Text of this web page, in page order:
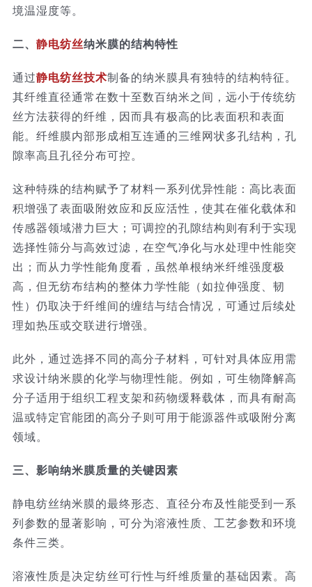
境温湿度等。
二、 静电纺丝纳米膜的结构特性
通过静电纺丝技术制备的纳米膜具有独特的结构特征。
其纤维直径通常在数十至数百纳米之间，远小于传统纺
丝方法获得的纤维，因而具有极高的比表面积和表面
能。纤维膜内部形成相互连通的三维网状多孔结构，孔
隙率高且孔径分布可控。
这种特殊的结构赋予了材料一系列优异性能：高比表面
积增强了表面吸附效应和反应活性，使其在催化载体和
传感器领域潜力巨大；可调控的孔隙结构则有利于实现
选择性筛分与高效过滤，在空气净化与水处理中性能突
出；而从力学性能角度看，虽然单根纳米纤维强度极
高，但无纺布结构的整体力学性能（如拉伸强度、韧
性）仍取决于纤维间的缠结与结合情况，可通过后续处
理如热压或交联进行增强。
此外，通过选择不同的高分子材料，可针对具体应用需
求设计纳米膜的化学与物理性能。例如，可生物降解高
分子适用于组织工程支架和药物缓释载体，而具有耐高
温或特定官能团的高分子则可用于能源器件或吸附分离
领域。
三、影响纳米膜质量的关键因素
静电纺丝纳米膜的最终形态、直径分布及性能受到一系
列参数的显著影响，可分为溶液性质、工艺参数和环境
条件三类。
溶液性质是决定纺丝可行性与纤维质量的基础因素。高